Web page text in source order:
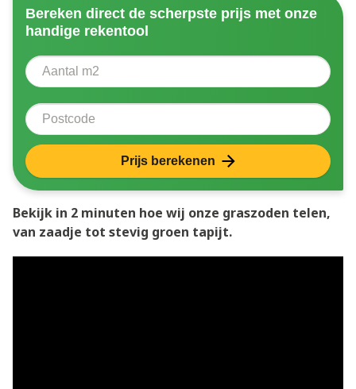
Bereken direct de scherpste prijs met onze
handige rekentool
Aantal vierkante meter
Postcode
Prijs berekenen
Bekijk in 2 minuten hoe wij onze graszoden telen,
van zaadje tot stevig groen tapijt.